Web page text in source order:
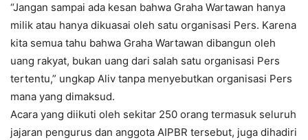
“Jangan sampai ada kesan bahwa Graha Wartawan hanya
milik atau hanya dikuasai oleh satu organisasi Pers. Karena
kita semua tahu bahwa Graha Wartawan dibangun oleh
uang rakyat, bukan uang dari salah satu organisasi Pers
tertentu,” ungkap Aliv tanpa menyebutkan organisasi Pers
mana yang dimaksud.
Acara yang diikuti oleh sekitar 250 orang termasuk seluruh
jajaran pengurus dan anggota AIPBR tersebut, juga dihadiri